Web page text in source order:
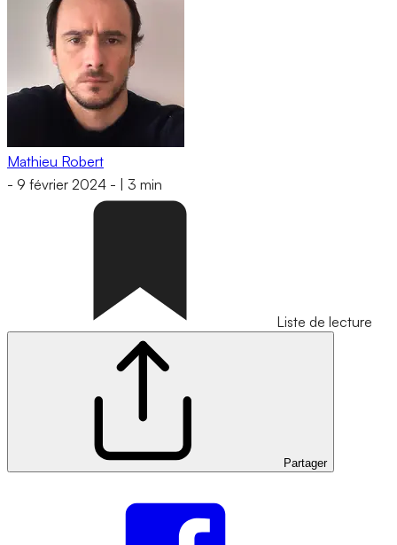
Mathieu Robert
- 9 février 2024 - 3 min
Liste de lecture
Partager